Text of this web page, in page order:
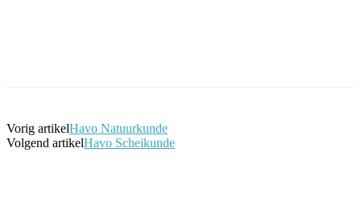
Vorig artikelHavo Natuurkunde
Volgend artikelHavo Scheikunde